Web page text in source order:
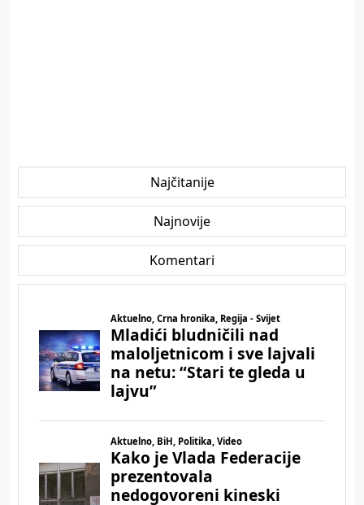
Najčitanije
Najnovije
Komentari